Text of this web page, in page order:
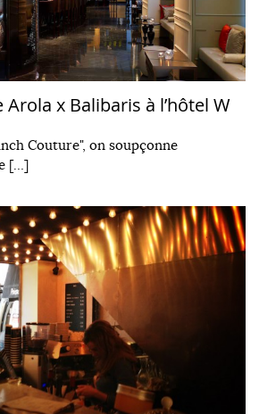
x Balibaris à l’hôtel W
Couture", on soupçonne
[…]